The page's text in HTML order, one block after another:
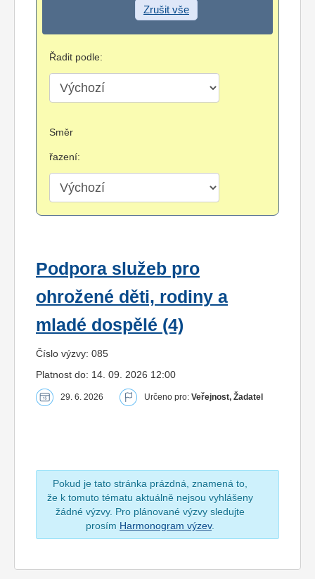
Zrušit vše
Řadit podle:
Směr
řazení:
Podpora služeb pro
ohrožené děti, rodiny a
mladé dospělé (4)
Číslo výzvy: 085
Platnost do: 14. 09. 2026 12:00
29. 6. 2026 Určeno pro: Veřejnost, Žadatel
Pokud je tato stránka prázdná, znamená to,
že k tomuto tématu aktuálně nejsou vyhlášeny
žádné výzvy. Pro plánované výzvy sledujte
prosím Harmonogram výzev.